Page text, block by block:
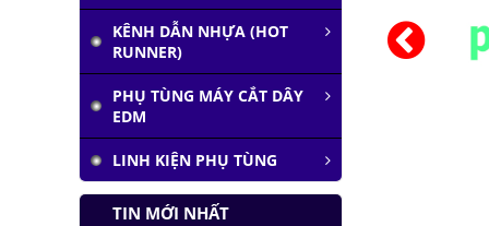
KÊNH DẪN NHỰA (HOT
RUNNER)
PHỤ TÙNG MÁY CẮT DÂY
EDM
LINH KIỆN PHỤ TÙNG
TIN MỚI NHẤT